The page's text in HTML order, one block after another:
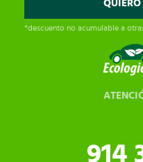
*descuento no acumulable a
914